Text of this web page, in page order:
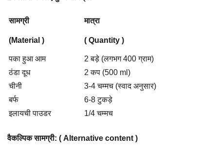
सामग्री
(Material )
मात्रा
( Quantity )
पका हुआ आम
2 बड़े (लगभग 400 ग्राम)
ठंडा दूध
2 कप (500 ml)
चीनी
3-4 चम्मच (स्वाद अनुसार)
बर्फ
6-8 टुकड़े
इलायची पाउडर
1/4 चम्मच
वैकल्पिक सामग्री: ( Alternative content )